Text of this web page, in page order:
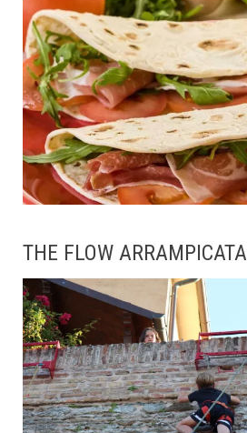
THE FLOW ARRAMPICATA